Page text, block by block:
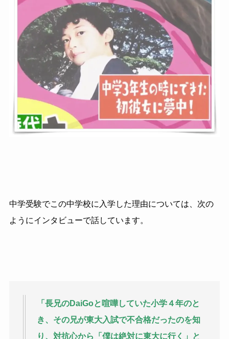
中学受験でこの中学校に入学した理由については、次の
ようにインタビューで話しています。
「長兄のDaiGoと喧嘩していた小学４年のと
き、その兄が東大入試で不合格だったのを知
り、対抗心から「僕は絶対に東大に行く」と